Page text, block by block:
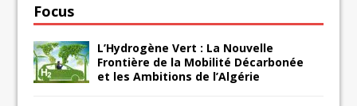
Focus
L’Hydrogène Vert : La Nouvelle
Frontière de la Mobilité Décarbonée
et les Ambitions de l’Algérie